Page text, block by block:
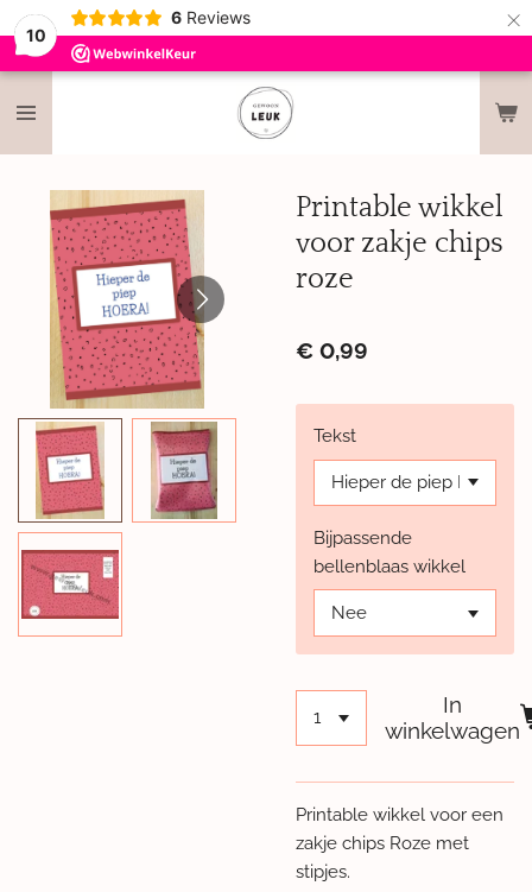
10
6 Reviews ×
Printable wikkel
voor zakje chips
roze
€ 0,99
Tekst
Bijpassende
bellenblaas wikkel
In
winkelwagen
Printable wikkel voor een
zakje chips Roze met
stipjes.